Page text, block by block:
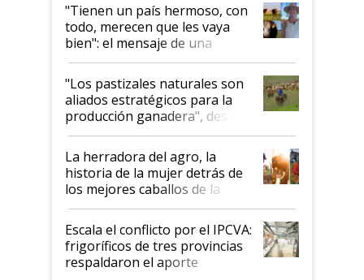
"Tienen un país hermoso, con
todo, merecen que les vaya
bien": el mensaje de una
ganadera uruguaya sobre las
oportunidades que se abren
para el agro en Argentina, con
foco en la carne
"Los pastizales naturales son
aliados estratégicos para la
producción ganadera", destaca
la iniciativa que ya reúne a 46
establecimientos en Argentina
La herradora del agro, la
historia de la mujer detrás de
los mejores caballos de la
Argentina y los mitos que
todavía hacen sufrir a estos
animales: "Mientras me
descalificaban, yo seguí
haciendo currículum"
Escala el conflicto por el IPCVA:
frigoríficos de tres provincias
respaldaron el aporte